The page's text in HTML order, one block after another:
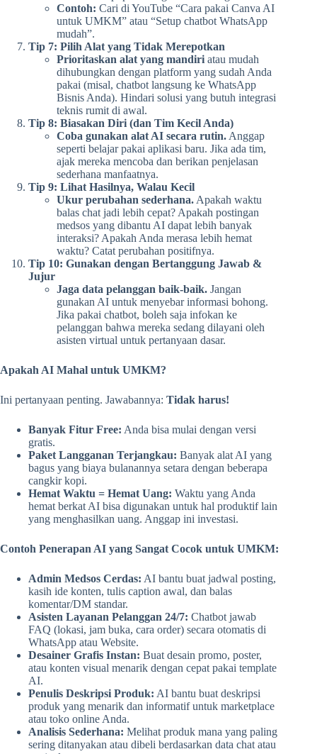
Contoh: Cari di YouTube “Cara pakai Canva AI
untuk UMKM” atau “Setup chatbot WhatsApp
mudah”.
Tip 7: Pilih Alat yang Tidak Merepotkan
Prioritaskan alat yang mandiri atau mudah
dihubungkan dengan platform yang sudah Anda
pakai (misal, chatbot langsung ke WhatsApp
Bisnis Anda). Hindari solusi yang butuh integrasi
teknis rumit di awal.
Tip 8: Biasakan Diri (dan Tim Kecil Anda)
Coba gunakan alat AI secara rutin. Anggap
seperti belajar pakai aplikasi baru. Jika ada tim,
ajak mereka mencoba dan berikan penjelasan
sederhana manfaatnya.
Tip 9: Lihat Hasilnya, Walau Kecil
Ukur perubahan sederhana. Apakah waktu
balas chat jadi lebih cepat? Apakah postingan
medsos yang dibantu AI dapat lebih banyak
interaksi? Apakah Anda merasa lebih hemat
waktu? Catat perubahan positifnya.
Tip 10: Gunakan dengan Bertanggung Jawab &
Jujur
Jaga data pelanggan baik-baik. Jangan
gunakan AI untuk menyebar informasi bohong.
Jika pakai chatbot, boleh saja infokan ke
pelanggan bahwa mereka sedang dilayani oleh
asisten virtual untuk pertanyaan dasar.
Apakah AI Mahal untuk UMKM?
Ini pertanyaan penting. Jawabannya: Tidak harus!
Banyak Fitur Free: Anda bisa mulai dengan versi
gratis.
Paket Langganan Terjangkau: Banyak alat AI yang
bagus yang biaya bulanannya setara dengan beberapa
cangkir kopi.
Hemat Waktu = Hemat Uang: Waktu yang Anda
hemat berkat AI bisa digunakan untuk hal produktif lain
yang menghasilkan uang. Anggap ini investasi.
Contoh Penerapan AI yang Sangat Cocok untuk UMKM:
Admin Medsos Cerdas: AI bantu buat jadwal posting,
kasih ide konten, tulis caption awal, dan balas
komentar/DM standar.
Asisten Layanan Pelanggan 24/7: Chatbot jawab
FAQ (lokasi, jam buka, cara order) secara otomatis di
WhatsApp atau Website.
Desainer Grafis Instan: Buat desain promo, poster,
atau konten visual menarik dengan cepat pakai template
AI.
Penulis Deskripsi Produk: AI bantu buat deskripsi
produk yang menarik dan informatif untuk marketplace
atau toko online Anda.
Analisis Sederhana: Melihat produk mana yang paling
sering ditanyakan atau dibeli berdasarkan data chat atau